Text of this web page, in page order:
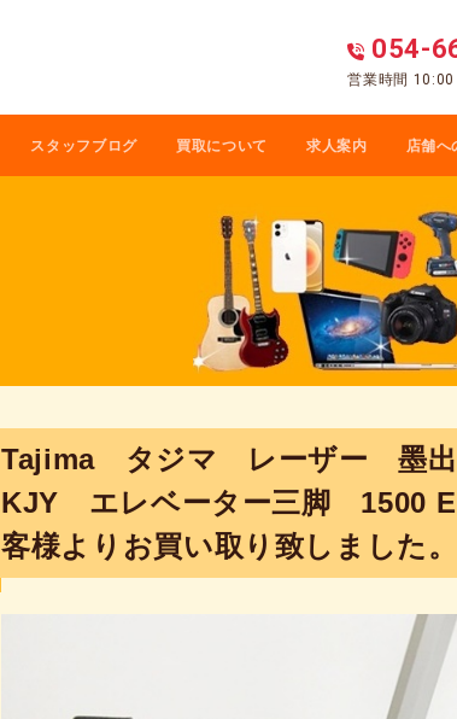
054-
営業時間
スタッフブログ 買取について 求人案内 店舗へ
Tajima タジマ レーザー 墨
KJY エレベーター三脚 1500
客様よりお買い取り致しました。